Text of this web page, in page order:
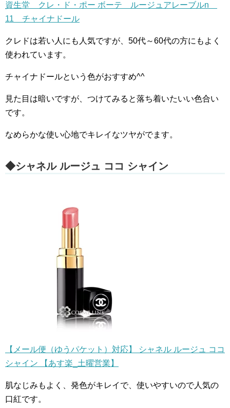
資生堂 クレ・ド・ポー ボーテ ルージュアレーブルn
11 チャイナドール
クレドは若い人にも人気ですが、50代～60代の方にもよく
使われています。
チャイナドールという色がおすすめ^^
見た目は暗いですが、つけてみると落ち着いたいい色合い
です。
なめらかな使い心地でキレイなツヤがでます。
◆シャネル ルージュ ココ シャイン
【メール便（ゆうパケット）対応】 シャネル ルージュ ココ
シャイン 【あす楽_土曜営業】
肌なじみもよく、発色がキレイで、使いやすいので人気の
口紅です。